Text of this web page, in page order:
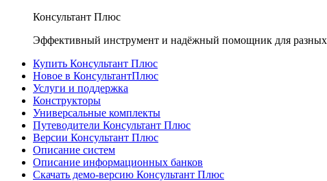
Консультант Плюс
Эффективный инструмент и надёжный помощник для
Купить Консультант Плюс
Новое в КонсультантПлюс
Услуги и поддержка
Конструкторы
Универсальные комплекты
Путеводители Консультант Плюс
Версии Консультант Плюс
Описание систем
Описание информационных банков
Скачать демо-версию Консультант Плюс